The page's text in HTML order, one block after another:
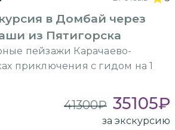
в Домбай через
из Пятигорска
пейзажи Карачаево-
приключения с гидом на 1
41300₽ 35105₽
за экскурсию